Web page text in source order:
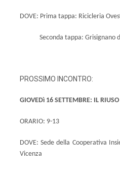
DOVE: Prima tappa: Ricicleria
Seconda tappa: Grisignano di
PROSSIMO INCONTRO:
GIOVEDì 16 SETTEMBRE: IL RIUSO
ORARIO: 9-13
DOVE: Sede della Cooperativa
Vicenza